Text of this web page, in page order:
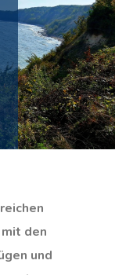
den
und